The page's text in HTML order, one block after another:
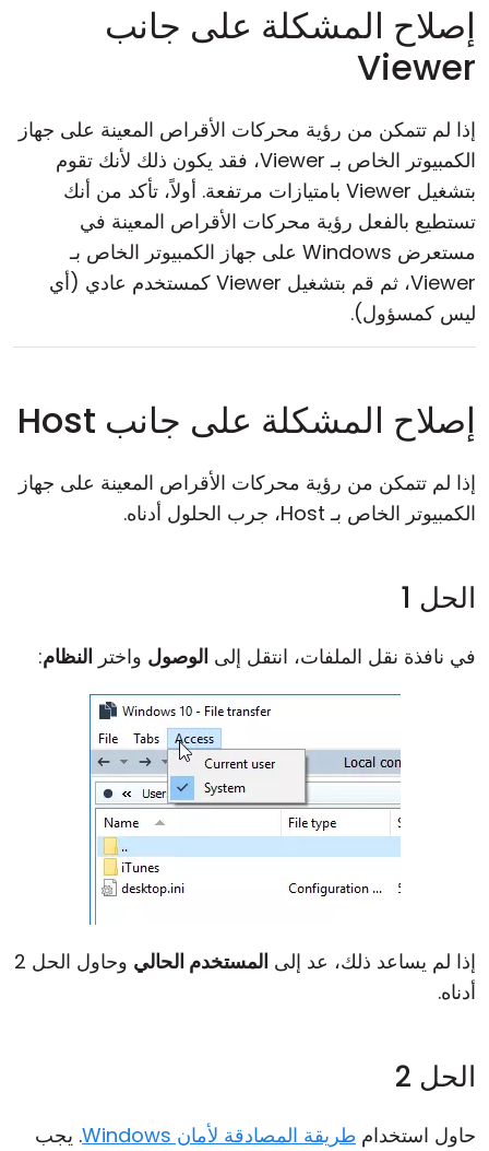
إصلاح المشكلة على جانب
Viewer
إذا لم تتمكن من رؤية محركات الأقراص المعينة على جهاز
الكمبيوتر الخاص بـ Viewer، فقد يكون ذلك لأنك تقوم
بتشغيل Viewer بامتيازات مرتفعة. أولاً، تأكد من أنك
تستطيع بالفعل رؤية محركات الأقراص المعينة في
مستعرض Windows على جهاز الكمبيوتر الخاص بـ
Viewer، ثم قم بتشغيل Viewer كمستخدم عادي (أي
ليس كمسؤول).
إصلاح المشكلة على جانب Host
إذا لم تتمكن من رؤية محركات الأقراص المعينة على جهاز
الكمبيوتر الخاص بـ Host، جرب الحلول أدناه.
الحل 1
في نافذة نقل الملفات، انتقل إلى الوصول واختر النظام:
إذا لم يساعد ذلك، عد إلى المستخدم الحالي
وحاول الحل 2
أدناه.
الحل 2
حاول استخدام طريقة المصادقة لأمان Windows
. يجب